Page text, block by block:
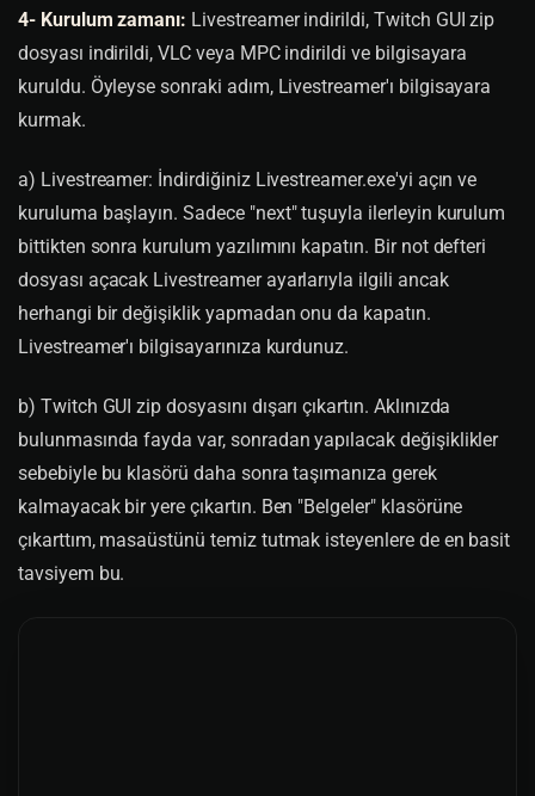
4- Kurulum zamanı: Livestreamer indirildi, Twitch GUI zip
dosyası indirildi, VLC veya MPC indirildi ve bilgisayara
kuruldu. Öyleyse sonraki adım, Livestreamer'ı bilgisayara
kurmak.
a) Livestreamer: İndirdiğiniz Livestreamer.exe'yi açın ve
kuruluma başlayın. Sadece "next" tuşuyla ilerleyin kurulum
bittikten sonra kurulum yazılımını kapatın. Bir not defteri
dosyası açacak Livestreamer ayarlarıyla ilgili ancak
herhangi bir değişiklik yapmadan onu da kapatın.
Livestreamer'ı bilgisayarınıza kurdunuz.
b) Twitch GUI zip dosyasını dışarı çıkartın. Aklınızda
bulunmasında fayda var, sonradan yapılacak değişiklikler
sebebiyle bu klasörü daha sonra taşımanıza gerek
kalmayacak bir yere çıkartın. Ben "Belgeler" klasörüne
çıkarttım, masaüstünü temiz tutmak isteyenlere de en basit
tavsiyem bu.